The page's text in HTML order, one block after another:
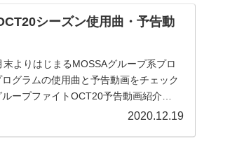
シーズン使用曲・予告動
よりはじまるMOSSAグループ系プロ
グラムの使用曲と予告動画をチェック
ープファイトOCT20予告動画紹介
2020.12.19